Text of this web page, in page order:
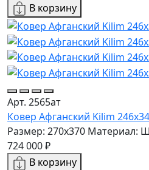
В корзину
Арт. 2565ат
Ковер Афганский Kilim
Размер: 270x370 Материал:
724 000 ₽
В корзину